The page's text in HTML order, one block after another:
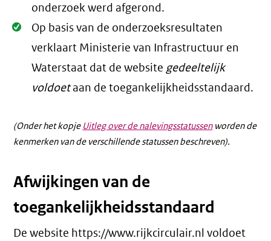
onderzoek werd afgerond.
Oké.
Op basis van de onderzoeksresultaten
verklaart Ministerie van Infrastructuur en
Waterstaat dat de websitegedeeltelijk
voldoetaan de toegankelijkheidsstandaard.
(Onder het kopje Uitleg over de nalevingsstatussenworden de
kenmerken van de verschillende statussen beschreven).
Afwijkingen van de
toegankelijkheidsstandaard
De website https://www.rijkcirculair.nl voldoet